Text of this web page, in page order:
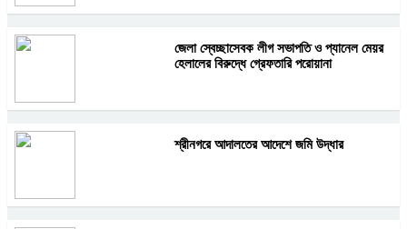
জেলা স্বেচ্ছাসেবক লীগ সভাপতি ও প্যানেল মেয়র
হেলালের বিরুদ্ধে গ্রেফতারি পরোয়ানা
শ্রীনগরে আদালতের আদেশে জমি উদ্ধার